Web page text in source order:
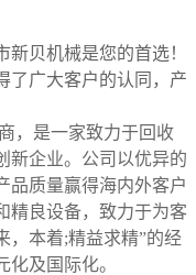
贝机械是您的首选！
了广大客户的认同，产
是一家致力于回收
新企业。公司以优异的
品质量赢得海内外客户
精良设备，致力于为客
，本着;精益求精”的经
及国际化。